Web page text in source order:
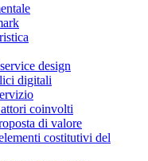
design
digitali
coinvolti
di valore
costitutivi del